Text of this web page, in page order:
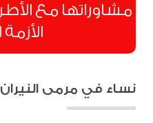
مشاوراتها مع
نساء في مرمى النيران